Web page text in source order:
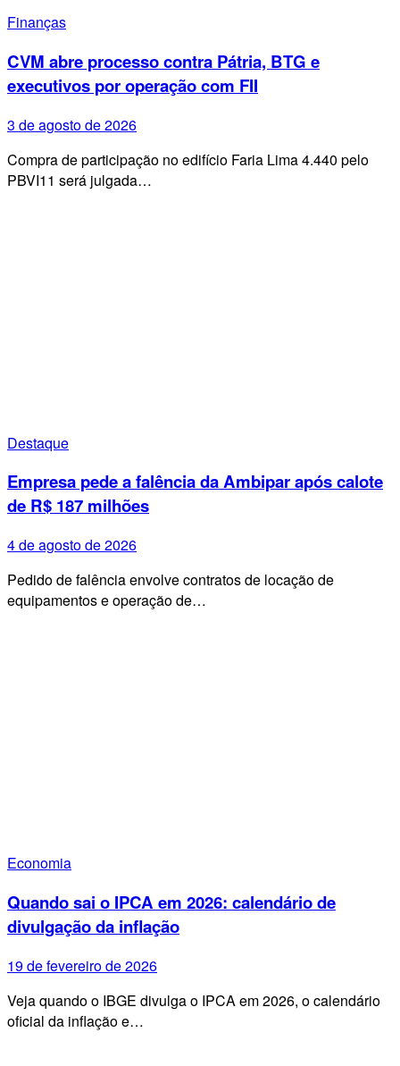
Finanças
CVM abre processo contra Pátria, BTG e
executivos por operação com FII
3 de agosto de 2026
Compra de participação no edifício Faria Lima 4.440 pelo
PBVI11 será julgada…
Destaque
Empresa pede a falência da Ambipar após calote
de R$ 187 milhões
4 de agosto de 2026
Pedido de falência envolve contratos de locação de
equipamentos e operação de…
Economia
Quando sai o IPCA em 2026: calendário de
divulgação da inflação
19 de fevereiro de 2026
Veja quando o IBGE divulga o IPCA em 2026, o calendário
oficial da inflação e…